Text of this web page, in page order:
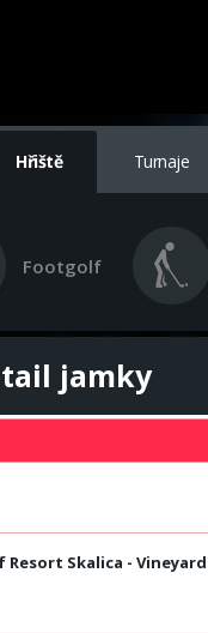
Hřiště Turnaje
Footgolf
jamky
Skalica -